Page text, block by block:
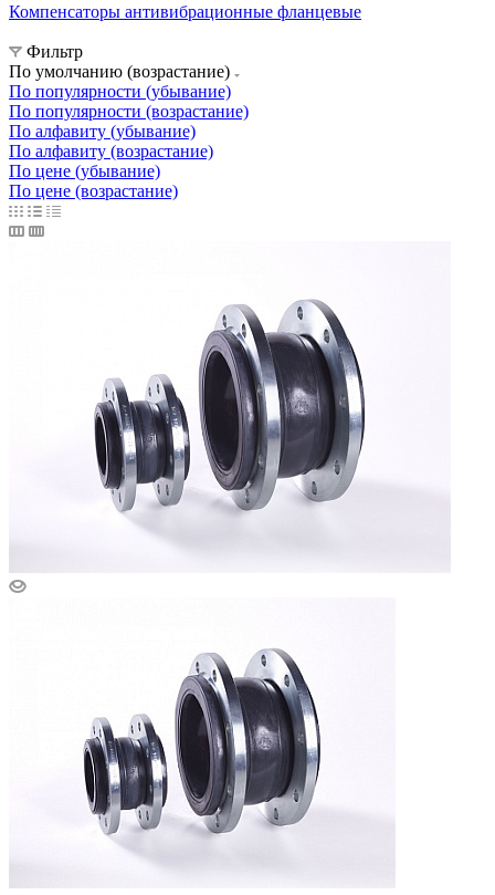
Компенсаторы антивибрационные фланцевые
Фильтр
По умолчанию (возрастание)
По популярности (убывание)
По популярности (возрастание)
По алфавиту (убывание)
По алфавиту (возрастание)
По цене (убывание)
По цене (возрастание)